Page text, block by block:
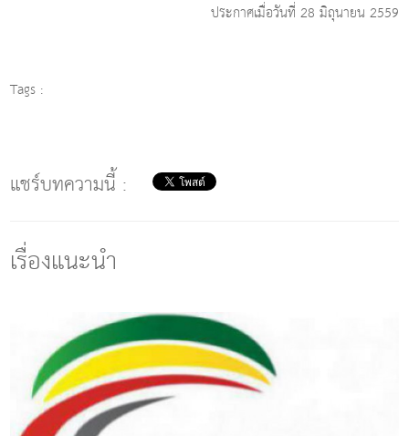
o
ประกาศเมื่อวันที่ 28 มิถุนายน 2559
Tags :
แชร์บทความนี้ :
เรื่องแนะนำ